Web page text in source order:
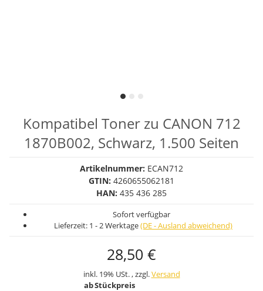
Kompatibel Toner zu CANON 712
1870B002, Schwarz, 1.500 Seiten
Artikelnummer: ECAN712
GTIN: 4260655062181
HAN: 435 436 285
Sofort verfügbar
Lieferzeit: 1 - 2 Werktage(DE - Ausland abweichend)
28,50 €
inkl. 19% USt. , zzgl.Versand
abStückpreis